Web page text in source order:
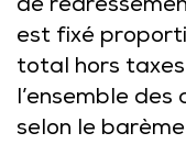
de
est fixé
total hors
l’ensemble
selon le